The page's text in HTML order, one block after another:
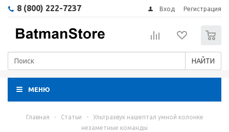
8 (800) 222-7237 Вход Регистрация
НАЙТИ
МЕНЮ
Главная - Статьи -
Ультразвук нашептал умной колонке
незаметные команды